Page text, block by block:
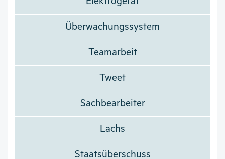
Überwachungssystem
Teamarbeit
Tweet
Sachbearbeiter
Lachs
Staatsüberschuss